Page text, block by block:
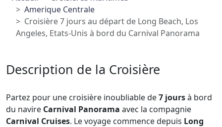
Amerique Centrale
Croisière 7 jours au départ de Long Beach, Los
Angeles, Etats-Unis à bord du Carnival Panorama
Description de la Croisière
Partez pour une croisière inoubliable de7 joursà bord
du navire Carnival Panorama avec la compagnie
Carnival Cruises. Le voyage commence depuis Long